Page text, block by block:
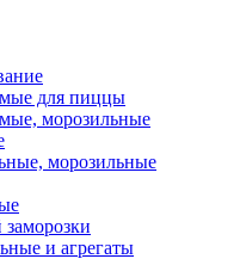
для пиццы
морозильные
морозильные
и агрегаты